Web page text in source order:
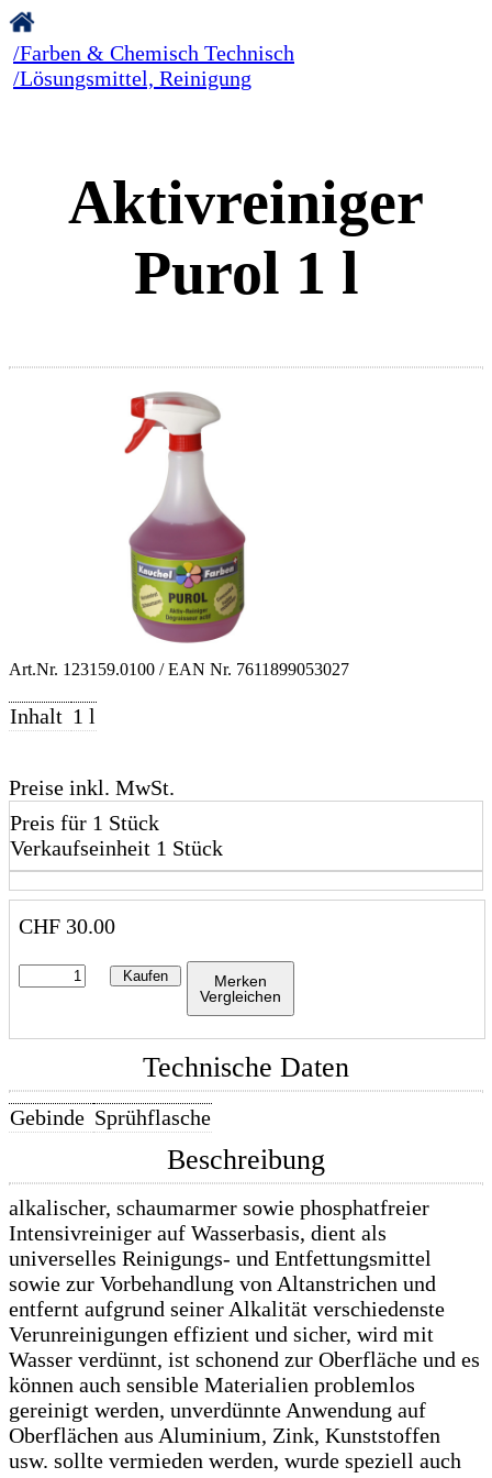
/Farben & Chemisch Technisch
/Lösungsmittel, Reinigung
Aktivreiniger
Purol 1 l
Art.Nr. 123159.0100 / EAN Nr. 7611899053027
Inhalt 1 l
Preise inkl. MwSt.
Preis für 1 Stück
Verkaufseinheit 1 Stück
CHF 30.00
Kaufen
Merken
Vergleichen
Technische Daten
Gebinde Sprühflasche
Beschreibung
alkalischer, schaumarmer sowie phosphatfreier
Intensivreiniger auf Wasserbasis, dient als
universelles Reinigungs- und Entfettungsmittel
sowie zur Vorbehandlung von Altanstrichen und
entfernt aufgrund seiner Alkalität verschiedenste
Verunreinigungen effizient und sicher, wird mit
Wasser verdünnt, ist schonend zur Oberfläche und es
können auch sensible Materialien problemlos
gereinigt werden, unverdünnte Anwendung auf
Oberflächen aus Aluminium, Zink, Kunststoffen
usw. sollte vermieden werden, wurde speziell auch